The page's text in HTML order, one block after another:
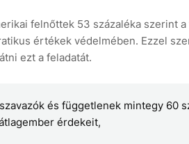
felnőttek 53 százaléka szerint
értékek védelmében. Ezzel
ezt a feladatát.
és függetlenek mintegy 60
érdekeit,